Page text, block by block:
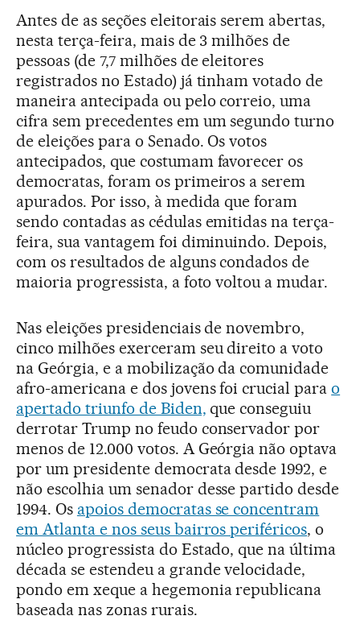
Antes de as seções eleitorais serem abertas,
nesta terça-feira, mais de 3 milhões de
pessoas (de 7,7 milhões de eleitores
registrados no Estado) já tinham votado de
maneira antecipada ou pelo correio, uma
cifra sem precedentes em um segundo turno
de eleições para o Senado. Os votos
antecipados, que costumam favorecer os
democratas, foram os primeiros a serem
apurados. Por isso, à medida que foram
sendo contadas as cédulas emitidas na terça-
feira, sua vantagem foi diminuindo. Depois,
com os resultados de alguns condados de
maioria progressista, a foto voltou a mudar.
Nas eleições presidenciais de novembro,
cinco milhões exerceram seu direito a voto
na Geórgia, e a mobilização da comunidade
afro-americana e dos jovens foi crucial parao
apertado triunfo de Biden, que conseguiu
derrotar Trump no feudo conservador por
menos de 12.000 votos. A Geórgia não optava
por um presidente democrata desde 1992, e
não escolhia um senador desse partido desde
1994. Os apoios democratas se concentram
em Atlanta e nos seus bairros periféricos, o
núcleo progressista do Estado, que na última
década se estendeu a grande velocidade,
pondo em xeque a hegemonia republicana
baseada nas zonas rurais.